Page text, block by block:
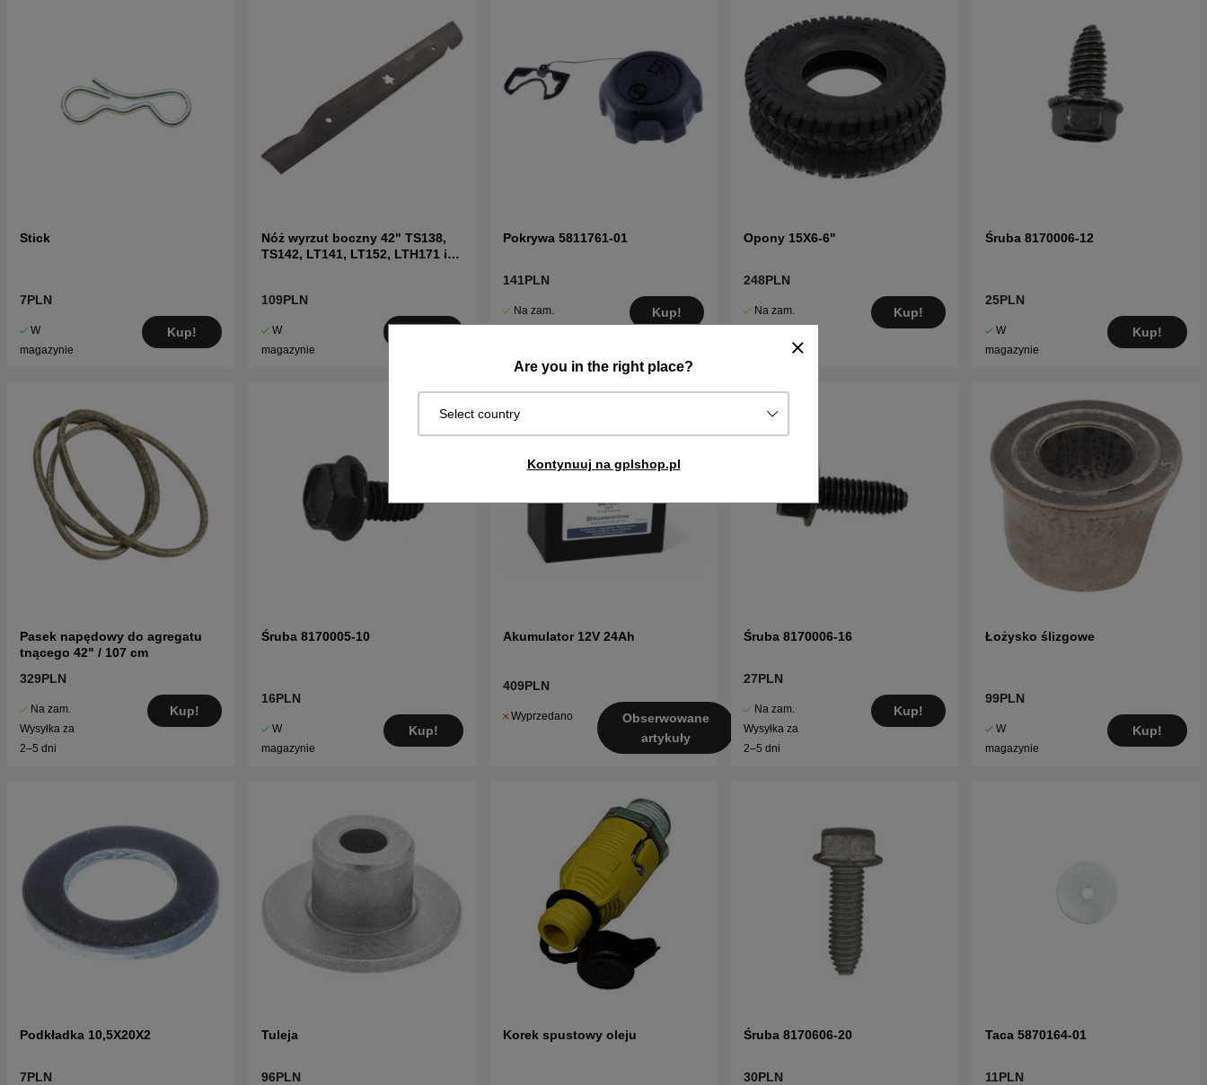
Are you in the right place?
Select country
Kontynuuj na gplshop.pl
Stick
7PLN
W
magazynie
Kup!
Nóż wyrzut boczny 42" TS138,
TS142, LT141, LT152, LTH171 i
109PLN
W
magazynie
Pokrywa 5811761-01
141PLN
Na zam.
Kup!
Opony 15X6-6"
248PLN
Na zam.
Kup!
Śruba 8170006-12
25PLN
W
magazynie
Kup!
Pasek napędowy do agregatu
tnącego 42" / 107 cm
329PLN
Na zam.
Wysyłka za
2–5 dni
Kup!
Śruba 8170005-10
16PLN
W
magazynie
Kup!
Akumulator 12V 24Ah
409PLN
Wyprzedano
Obserwowane
artykuły
Śruba 8170006-16
27PLN
Na zam.
Wysyłka za
2–5 dni
Kup!
Łożysko ślizgowe
99PLN
W
magazynie
Kup!
Podkładka 10,5X20X2
7PLN
Tuleja
96PLN
Korek spustowy oleju Śruba 8170606-20
30PLN
Taca 5870164-01
11PLN